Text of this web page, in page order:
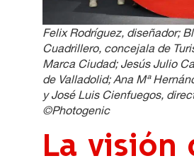
Felix Rodríguez, diseñador;
Cuadrillero, concejala de
Marca Ciudad; Jesús Julio
de Valladolid; Ana Mª
y José Luis Cienfuegos,
©Photogenic
La visión